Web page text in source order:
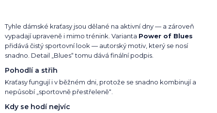
Tyhle dámské kraťasy jsou dělané na aktivní dny — a zároveň
vypadají upraveně i mimo trénink. Varianta Power of Blues
přidává čistý sportovní look — autorský motiv, který se nosí
snadno. Detail „Blues“ tomu dává finální podpis.
Pohodlí a střih
Kraťasy fungují i v běžném dni, protože se snadno kombinují a
nepůsobí „sportovně přestřeleně“.
Kdy se hodí nejvíc